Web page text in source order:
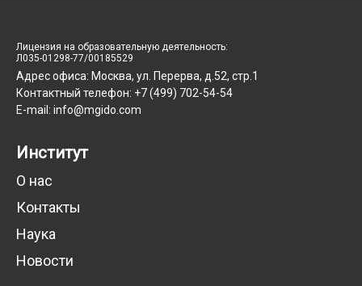
Лицензия на образовательную деятельность:
Л035-01298-77/00185529
Адрес офиса: Москва, ул. Перерва, д.52, стр.1
Контактный телефон: +7 (499) 702-54-54
E-mail: info@mgido.com
Институт
О нас
Контакты
Наука
Новости